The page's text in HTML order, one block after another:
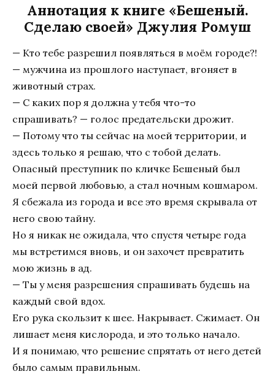
Аннотация к книге «Бешеный.
Сделаю своей» Джулия Ромуш
— Кто тебе разрешил появляться в моём городе?!
— мужчина из прошлого наступает, вгоняет в
животный страх.
— С каких пор я должна у тебя что-то
спрашивать? — голос предательски дрожит.
— Потому что ты сейчас на моей территории, и
здесь только я решаю, что с тобой делать.
Опасный преступник по кличке Бешеный был
моей первой любовью, а стал ночным кошмаром.
Я сбежала из города и все это время скрывала от
него свою тайну.
Но я никак не ожидала, что спустя четыре года
мы встретимся вновь, и он захочет превратить
мою жизнь в ад.
— Ты у меня разрешения спрашивать будешь на
каждый свой вдох.
Его рука скользит к шее. Накрывает. Сжимает. Он
лишает меня кислорода, и это только начало.
И я понимаю, что решение спрятать от него детей
было самым правильным.